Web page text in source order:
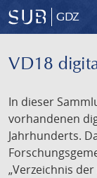
GDZ
VD18
In dieser
vorhandenen
Jahrhunderts.
„Verzeichnis